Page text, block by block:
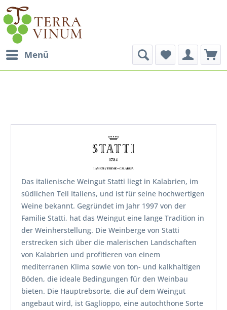
Menü
Das italienische Weingut Statti liegt in Kalabrien, im
südlichen Teil Italiens, und ist für seine hochwertigen
Weine bekannt. Gegründet im Jahr 1997 von der
Familie Statti, hat das Weingut eine lange Tradition in
der Weinherstellung. Die Weinberge von Statti
erstrecken sich über die malerischen Landschaften
von Kalabrien und profitieren von einem
mediterranen Klima sowie von ton- und kalkhaltigen
Böden, die ideale Bedingungen für den Weinbau
bieten. Die Hauptrebsorte, die auf dem Weingut
angebaut wird, ist Gaglioppo, eine autochthone Sorte